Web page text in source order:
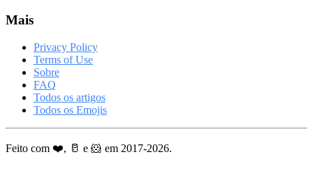
Mais
Privacy Policy
Terms of Use
Sobre
FAQ
Todos os artigos
Todos os Emojis
Feito com ❤️, 🥛 e 🐹 em 2017-2026.